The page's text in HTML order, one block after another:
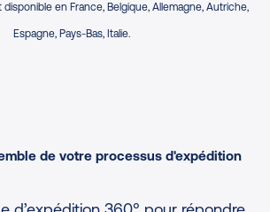
en France, Belgique, Allemagne, Autriche,
Espagne, Pays-Bas, Italie.
de votre processus d'expédition